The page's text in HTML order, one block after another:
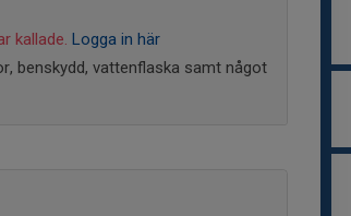
kallade. Logga in här
benskydd, vattenflaska samt något